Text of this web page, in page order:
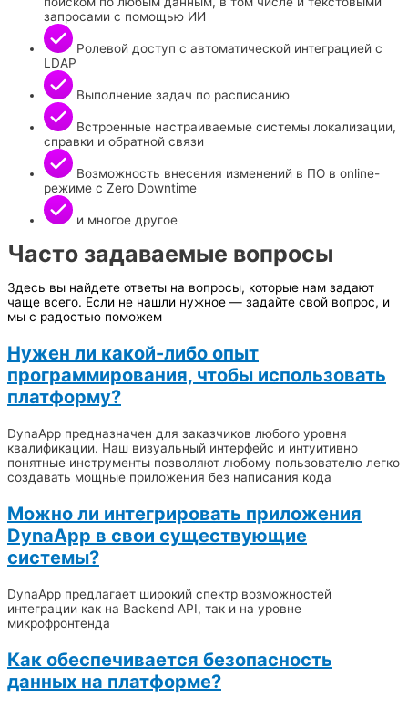
запросами с помощью ИИ
Ролевой доступ с автоматической интеграцией c
LDAP
Выполнение задач по расписанию
Встроенные настраиваемые системы локализации,
справки и обратной связи
Возможность внесения изменений в ПО в online-
режиме с Zero Downtime
и многое другое
Часто задаваемые вопросы
Здесь вы найдете ответы на вопросы, которые нам задают
чаще всего. Если не нашли нужное — задайте свой вопрос, и
мы с радостью поможем
Нужен ли какой-либо опыт
программирования, чтобы использовать
платформу?
DynaApp предназначен для заказчиков любого уровня
квалификации. Наш визуальный интерфейс и интуитивно
понятные инструменты позволяют любому пользователю легко
создавать мощные приложения без написания кода
Можно ли интегрировать приложения
DynaApp в свои существующие
системы?
DynaApp предлагает широкий спектр возможностей
интеграции как на Backend API, так и на уровне
микрофронтенда
Как обеспечивается безопасность
данных на платформе?